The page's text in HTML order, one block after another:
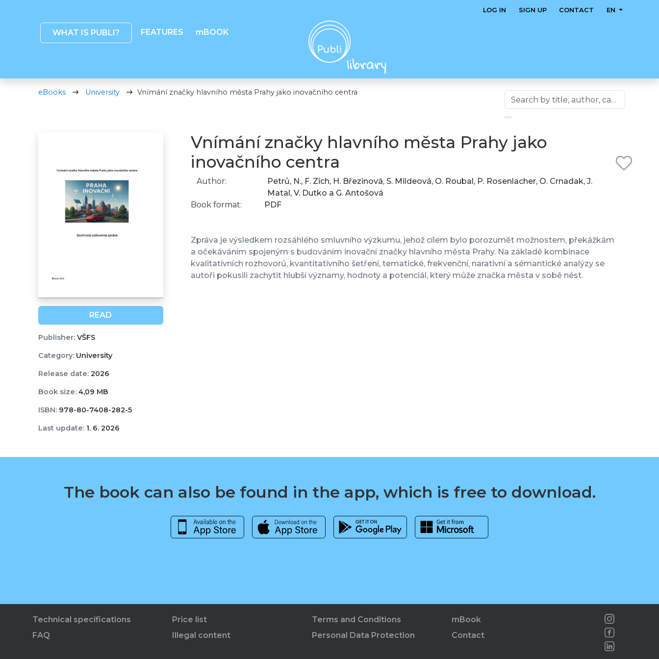
WHAT IS PUBLI? FEATURES mBOOK
LOG IN SIGN UP CONTACT EN
eBooks University Vnímání značky hlavního města Prahy jako inovačního centra
READ
Publisher:VŠFS
Category:University
Release date:2026
Book size:4,09 MB
ISBN:978-80-7408-282-5
Last update:1. 6. 2026
Vnímání značky hlavního města Prahy jako
inovačního centra
Author:
Petrů, N., F. Zich, H. Březinová, S. Mildeová, O. Roubal, P. Rosenlacher, O. Crnadak, J.
Matal, V. Dutko a G. Antošová
Book format:
PDF
Zpráva je výsledkem rozsáhlého smluvního výzkumu, jehož cílem bylo porozumět možnostem, překážkám
a očekáváním spojeným s budováním inovační značky hlavního města Prahy. Na základě kombinace
kvalitativních rozhovorů, kvantitativního šetření, tematické, frekvenční, narativní a sémantické analýzy se
autoři pokusili zachytit hlubší významy, hodnoty a potenciál, který může značka města v sobě nést.
The book can also be found in the app, which is free to download.
Technical specifications
FAQ
Price list
Illegal content
Terms and Conditions
Personal Data Protection
mBook
Contact